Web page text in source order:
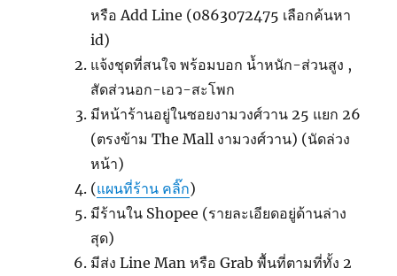
หรือ Add Line (0863072475 เลือกค้นหา
id)
แจ้งชุดที่สนใจ พร้อมบอก น้ำหนัก-ส่วนสูง ,
สัดส่วนอก-เอว-สะโพก
มีหน้าร้านอยู่ในซอยงามวงศ์วาน 25 แยก 26
(ตรงข้าม The Mall งามวงศ์วาน) (นัดล่วง
หน้า)
(แผนที่ร้าน คลิ๊ก)
มีร้านใน Shopee (รายละเอียดอยู่ด้านล่าง
สุด)
มีส่ง Line Man หรือ Grab พื้นที่ตามที่ทั้ง 2